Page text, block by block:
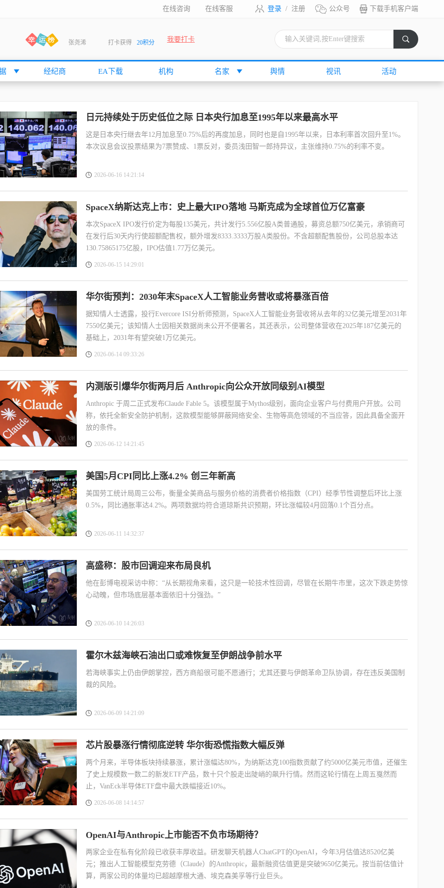
登录 / 注册 公众号 下载手机客户端
在线咨询 在线客服
张尧浠 打卡获得 20积分
打卡获得
何小冰 打卡获得 20积分
张尧浠 打卡获得 20积分
何小冰 打卡获得 10积分
袁友江
张尧浠 打卡获得 15积分
cccccccccc 打卡获得 20积分
袁友江 打卡获得 10积分
张尧浠 打卡获得 10积分
袁友江 打卡获得 10积分
张尧浠 打卡获得 20积分
袁友江 打卡获得 15积分
袁友江 打卡获得 20积分
何小冰 打卡获得 20积分
袁友江 打卡获得 20积分
张尧浠 打卡获得 10积分
何小冰 打卡获得 10积分
张尧浠 打卡获得 20积分
何小冰 打卡获得 15积分
张尧浠 打卡获得 15积分
打卡获得 10积分
袁友江 打卡获得 20积分
张尧浠 打卡获得
袁友江 打卡获得 10积分
张尧浠 打卡获得 20积分
何小冰 打卡获得 10积分
我要打卡
经纪商 EA下载 机构 名家 舆情 视讯 活动
日元持续处于历史低位之际 日本央行加息至1995年以来最高水平
这是日本央行继去年12月加息至0.75%后的再度加息，同时也是自1995年以来，日本利率首次回升至1%。
本次议息会议投票结果为7票赞成、1票反对，委员浅田智一郎持异议，主张维持0.75%的利率不变。
2026-06-16 14:21:14
SpaceX纳斯达克上市：史上最大IPO落地 马斯克成为全球首位万亿富豪
本次SpaceX IPO发行价定为每股135美元，共计发行5.556亿股A类普通股，募资总额750亿美元，承销商可
在发行后30天内行使超额配售权，额外增发8333.3333万股A类股份。不含超额配售股份，公司总股本达
130.75865175亿股，IPO估值1.77万亿美元。
2026-06-15 14:29:01
华尔街预判：2030年末SpaceX人工智能业务营收或将暴涨百倍
据知情人士透露，投行Evercore ISI分析师预测，SpaceX人工智能业务营收将从去年的32亿美元增至2031年
7550亿美元；该知情人士因相关数据尚未公开不便署名，其还表示，公司整体营收在2025年187亿美元的
基础上，2031年有望突破1万亿美元。
2026-06-14 09:33:26
内测版引爆华尔街两月后 Anthropic向公众开放同级别AI模型
Anthropic 于周二正式发布Claude Fable 5。该模型属于Mythos级别，面向企业客户与付费用户开放。公司
称，依托全新安全防护机制，这款模型能够屏蔽网络安全、生物等高危领域的不当应答，因此具备全面开
放的条件。
2026-06-12 14:21:45
美国5月CPI同比上涨4.2% 创三年新高
美国劳工统计局周三公布，衡量全美商品与服务价格的消费者价格指数（CPI）经季节性调整后环比上涨
0.5%，同比通胀率达4.2%。两项数据均符合道琼斯共识预期，环比涨幅较4月回落0.1个百分点。
2026-06-11 14:32:37
高盛称：股市回调迎来布局良机
他在彭博电视采访中称：“从长期视角来看，这只是一轮技术性回调，尽管在长期牛市里，这次下跌走势惊
心动魄，但市场底层基本面依旧十分强劲。”
2026-06-10 14:26:03
霍尔木兹海峡石油出口或难恢复至伊朗战争前水平
若海峡事实上仍由伊朗掌控，西方商船很可能不愿通行；尤其还要与伊朗革命卫队协调，存在违反美国制
裁的风险。
2026-06-09 14:21:09
芯片股暴涨行情彻底逆转 华尔街恐慌指数大幅反弹
两个月来，半导体板块持续暴涨，累计涨幅达80%，为纳斯达克100指数贡献了约5000亿美元市值，还催生
了史上规模数一数二的新发ETF产品，数十只个股走出陡峭的飙升行情。然而这轮行情在上周五戛然而
止，VanEck半导体ETF盘中最大跌幅接近10%。
2026-06-08 14:14:57
OpenAI与Anthropic上市能否不负市场期待？
两家企业在私有化阶段已收获丰厚收益。研发聊天机器人ChatGPT的OpenAI，今年3月估值达8520亿美
元；推出人工智能模型克劳德（Claude）的Anthropic，最新融资估值更是突破9650亿美元。按当前估值计
算，两家公司的体量均已超越摩根大通、埃克森美孚等行业巨头。